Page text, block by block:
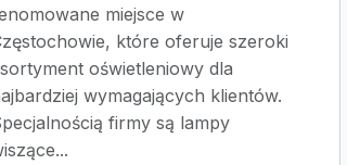
miejsce w
które oferuje szeroki
oświetleniowy dla
wymagających klientów.
firmy są lampy